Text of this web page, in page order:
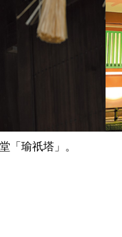
「瑜祇塔」。